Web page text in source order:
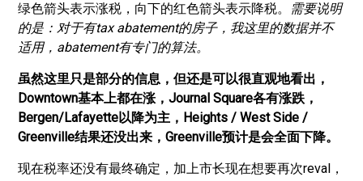
绿色箭头表示涨税，向下的红色箭头表示降税。 需要说明
的是：对于有tax abatement的房子，我这里的数据并不
适用，abatement有专门的算法。
虽然这里只是部分的信息，但还是可以很直观地看出，
Downtown基本上都在涨，Journal Square各有涨跌，
Bergen/Lafayette以降为主，Heights / West Side /
Greenville结果还没出来，Greenville预计是会全面下降。
现在税率还没有最终确定，加上市长现在想要再次reval，